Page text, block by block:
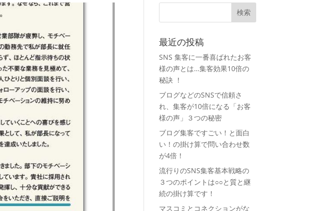
最近の投稿
SNS 集客に一番喜ばれたお客
様の声とは…集客効果10倍の
秘訣 ！
ブログなどのSNSで信頼さ
れ、集客が10倍になる「お客
様の声」３つの秘密
ブログ集客ですごい！と面白
い！の掛け算で問い合わせ数
が4倍！
流行りのSNS集客基本戦略の
３つのポイントは○○と質と継
続の掛け算です！
マスコミとコネクションがな